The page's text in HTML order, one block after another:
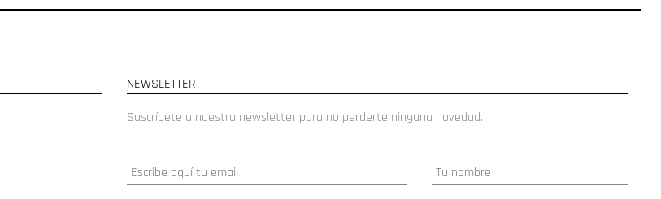
NEWSLETTER
Suscríbete a nuestra newsletter para no perderte ninguna novedad.